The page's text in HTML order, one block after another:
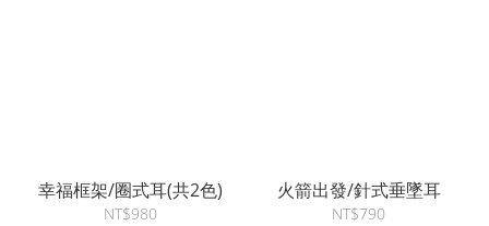
幸福框架/圈式耳(共2色)
NT$980
火箭出發/針式垂墜耳
NT$790